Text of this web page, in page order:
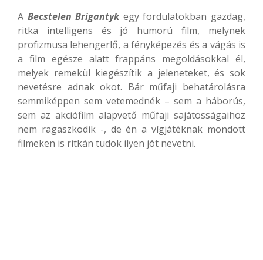
A Becstelen Brigantykegy fordulatokban gazdag,
ritka intelligens és jó humorú film, melynek
profizmusa lehengerlő, a fényképezés és a vágás is
a film egésze alatt frappáns megoldásokkal él,
melyek remekül kiegészítik a jeleneteket, és sok
nevetésre adnak okot. Bár műfaji behatárolásra
semmiképpen sem vetemednék – sem a háborús,
sem az akciófilm alapvető műfaji sajátosságaihoz
nem ragaszkodik -, de én a vígjátéknak mondott
filmeken is ritkán tudok ilyen jót nevetni.